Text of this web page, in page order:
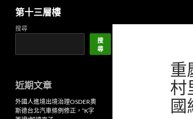
第十三層樓
重
村
國
搜尋
搜
尋
近期文章
外國人進境出境治理OSDER奧
斯德台北汽車條例修正，“K字